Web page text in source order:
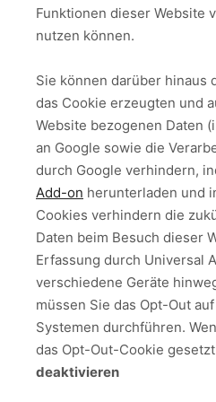
Funktionen dieser Website
nutzen können.
Sie können darüber hinaus
das Cookie erzeugten und
Website bezogenen Daten
an Google sowie die
durch Google verhindern,
Add-on herunterladen und
Cookies verhindern die
Daten beim Besuch dieser
Erfassung durch Universal
verschiedene Geräte
müssen Sie das Opt-Out
Systemen durchführen.
das Opt-Out-Cookie
deaktivieren